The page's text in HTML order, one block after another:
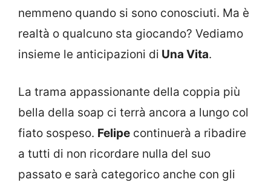
nemmeno quando si sono conosciuti. Ma è
realtà o qualcuno sta giocando? Vediamo
insieme le anticipazioni di Una Vita.
La trama appassionante della coppia più
bella della soap ci terrà ancora a lungo col
fiato sospeso. Felipe continuerà a ribadire
a tutti di non ricordare nulla del suo
passato e sarà categorico anche con gli